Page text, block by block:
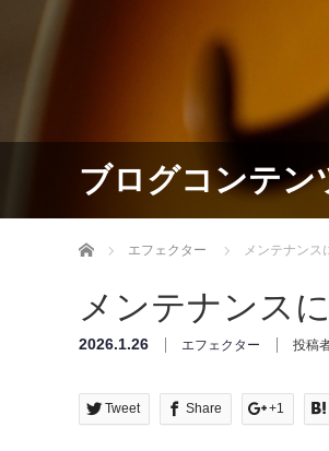
ブログコンテン
Home エフェクター メンテナンス
メンテナンス
2026.1.26 エフェクター 投稿
Tweet Share +1